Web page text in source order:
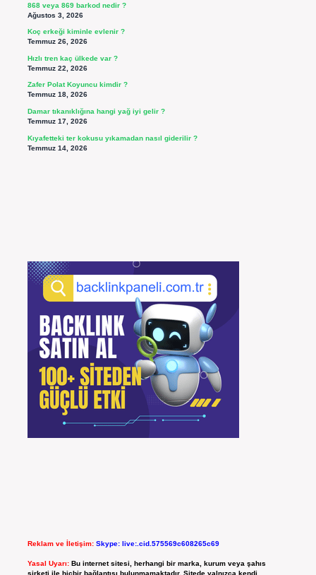
868 veya 869 barkod nedir ?
Ağustos 3, 2026
Koç erkeği kiminle evlenir ?
Temmuz 26, 2026
Hızlı tren kaç ülkede var ?
Temmuz 22, 2026
Zafer Polat Koyuncu kimdir ?
Temmuz 18, 2026
Damar tıkanıklığına hangi yağ iyi gelir ?
Temmuz 17, 2026
Kıyafetteki ter kokusu yıkamadan nasıl giderilir ?
Temmuz 14, 2026
Reklam ve İletişim: Skype: live:.cid.575569c608265c69
Yasal Uyarı: Bu internet sitesi, herhangi bir marka, kurum veya şahıs